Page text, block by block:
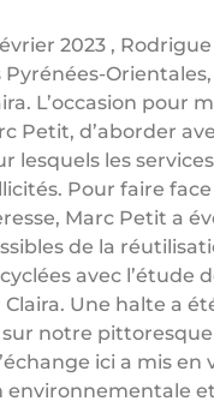
2023 , Rodrigue
L’occasion pour
Petit, d’aborder
lesquels les
Pour faire
Marc Petit a
de la
avec l’étude
Claira. Une halte a
notre
ici a mis en
environnementale